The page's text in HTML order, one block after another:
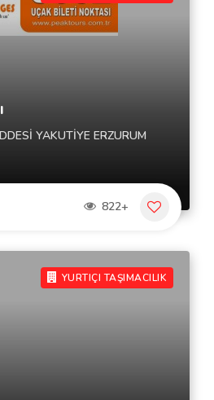
YAKUTİYE ERZURUM
822+
YURTIÇI TAŞIMACILIK